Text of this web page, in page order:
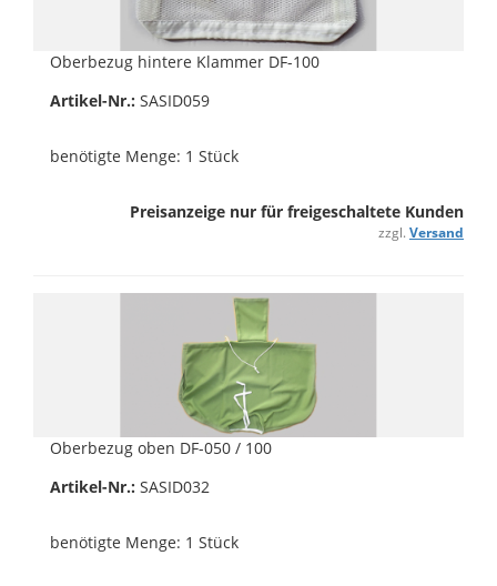
Oberbezug hintere Klammer DF-100
Artikel-Nr.: SASID059
benötigte Menge: 1 Stück
Preisanzeige nur für freigeschaltete Kunden
zzgl. Versand
Oberbezug oben DF-050 / 100
Artikel-Nr.: SASID032
benötigte Menge: 1 Stück